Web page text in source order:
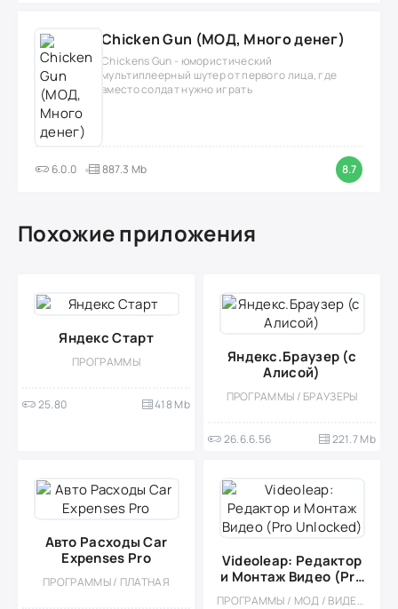
Chicken Gun (МОД, Много денег)
Chickens Gun - юмористический
мультиплеерный шутер от первого лица, где
вместо солдат нужно играть
6.0.0 887.3 Mb 8.7
Похожие приложения
Яндекс Старт
ПРОГРАММЫ
25.80 418 Mb
Яндекс.Браузер (с
Алисой)
ПРОГРАММЫ / БРАУЗЕРЫ
26.6.6.56 221.7 Mb
Авто Расходы Car
Expenses Pro
ПРОГРАММЫ / ПЛАТНАЯ
Videoleap: Редактор
и Монтаж Видео (Pro
Unlocked)
ПРОГРАММЫ / МОД / ВИДЕОПЛЕЕРЫ